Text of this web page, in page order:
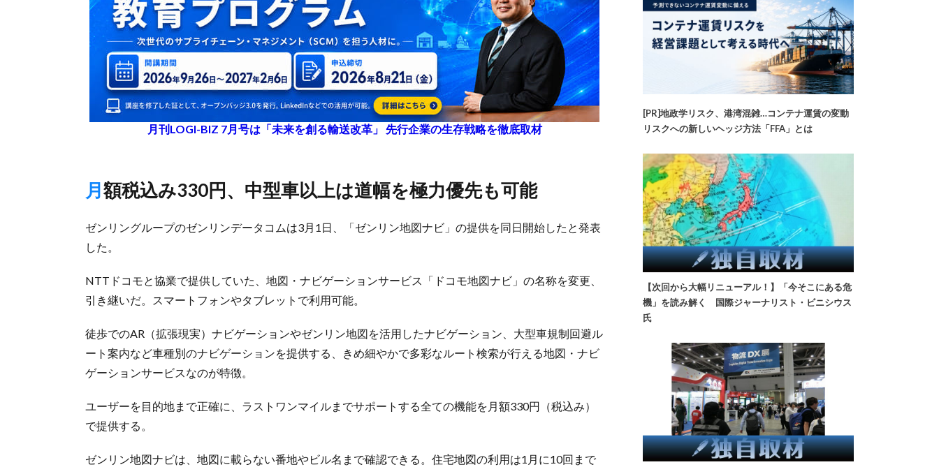
月刊LOGI-BIZ 7月号は「未来を創る輸送改革」 先行企業の生存戦略を徹底取材
月額税込み330円、中型車以上は道幅を極力優先も可能
ゼンリングループのゼンリンデータコムは3月1日、「ゼンリン地図ナビ」の提供を同日開始したと発表
した。
NTTドコモと協業で提供していた、地図・ナビゲーションサービス「ドコモ地図ナビ」の名称を変更、
引き継いだ。スマートフォンやタブレットで利用可能。
徒歩でのAR（拡張現実）ナビゲーションやゼンリン地図を活用したナビゲーション、大型車規制回避ル
ート案内など車種別のナビゲーションを提供する、きめ細やかで多彩なルート検索が行える地図・ナビ
ゲーションサービスなのが特徴。
ユーザーを目的地まで正確に、ラストワンマイルまでサポートする全ての機能を月額330円（税込み）
で提供する。
ゼンリン地図ナビは、地図に載らない番地やビル名まで確認できる。住宅地図の利用は1月に10回まで
[PR]地政学リスク、港湾混雑…コンテナ運賃の変動
リスクへの新しいヘッジ方法「FFA」とは
【次回から大幅リニューアル！】「今そこにある危
機」を読み解く 国際ジャーナリスト・ビニシウス
氏